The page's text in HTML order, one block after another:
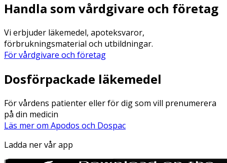
Handla som vårdgivare och företag
Vi erbjuder läkemedel, apoteksvaror,
förbrukningsmaterial och utbildningar.
För vårdgivare och företag
Dosförpackade läkemedel
För vårdens patienter eller för dig som vill prenumerera
på din medicin
Läs mer om Apodos och Dospac
Ladda ner vår app